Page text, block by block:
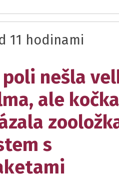
11 hodinami
poli nešla
ale
s